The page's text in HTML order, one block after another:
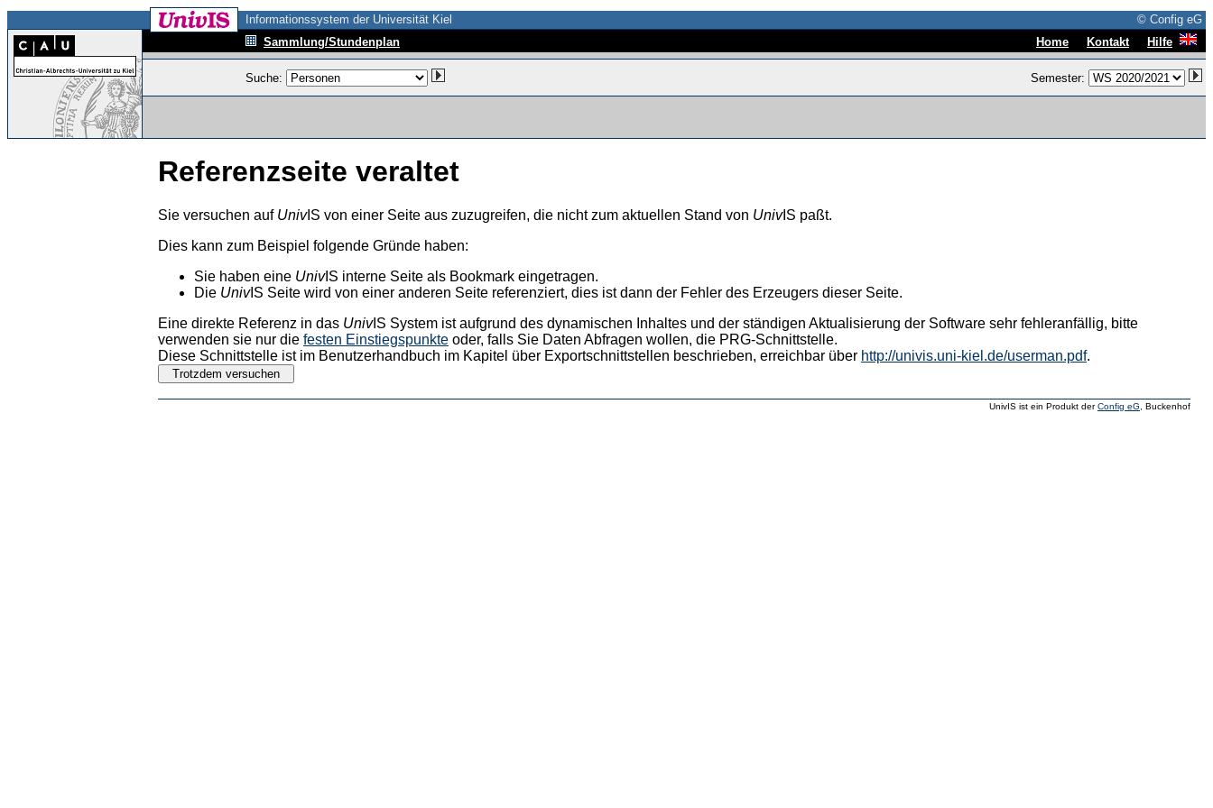
Informationssystem der Universität Kiel
© Config eG
Sammlung/Stundenplan
Home Kontakt Hilfe
Suche: Semester:
Referenzseite veraltet
Sie versuchen auf UnivIS von einer Seite aus zuzugreifen, die nicht zum aktuellen Stand von UnivIS paßt.
Dies kann zum Beispiel folgende Gründe haben:
Sie haben eine UnivIS interne Seite als Bookmark eingetragen.
Die UnivIS Seite wird von einer anderen Seite referenziert, dies ist dann der Fehler des Erzeugers dieser Seite.
Eine direkte Referenz in das UnivIS System ist aufgrund des dynamischen Inhaltes und der ständigen Aktualisierung der Software sehr fehleranfällig, bitte
verwenden sie nur die festen Einstiegspunkte oder, falls Sie Daten Abfragen wollen, die PRG-Schnittstelle.
Diese Schnittstelle ist im Benutzerhandbuch im Kapitel über Exportschnittstellen beschrieben, erreichbar über http://univis.uni-kiel.de/userman.pdf.
UnivIS ist ein Produkt derConfig eG , Buckenhof